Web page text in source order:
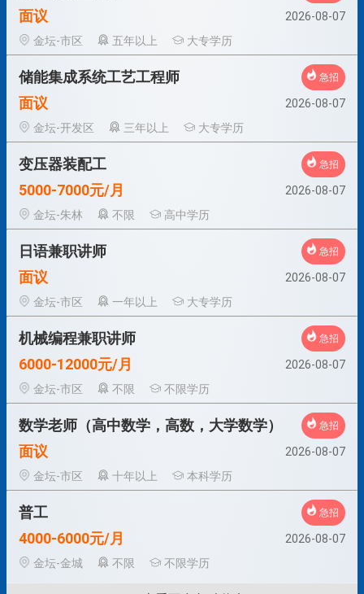
面议
2026-08-07
金坛-市区
五年以上 大专学历
储能集成系统工艺工程师 急招
面议
2026-08-07
金坛-开发区
三年以上 大专学历
变压器装配工 急招
5000-7000元/月
2026-08-07
金坛-朱林
不限 高中学历
日语兼职讲师 急招
面议
2026-08-07
金坛-市区
一年以上 大专学历
机械编程兼职讲师 急招
6000-12000元/月
2026-08-07
金坛-市区
不限 不限学历
数学老师（高中数学，高数，大学数学） 急招
面议
2026-08-07
金坛-市区
十年以上 本科学历
普工 急招
4000-6000元/月
2026-08-07
金坛-金城
不限 不限学历